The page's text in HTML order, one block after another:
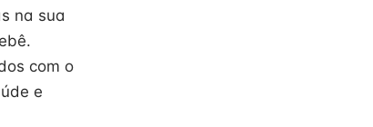
na sua
com o
e